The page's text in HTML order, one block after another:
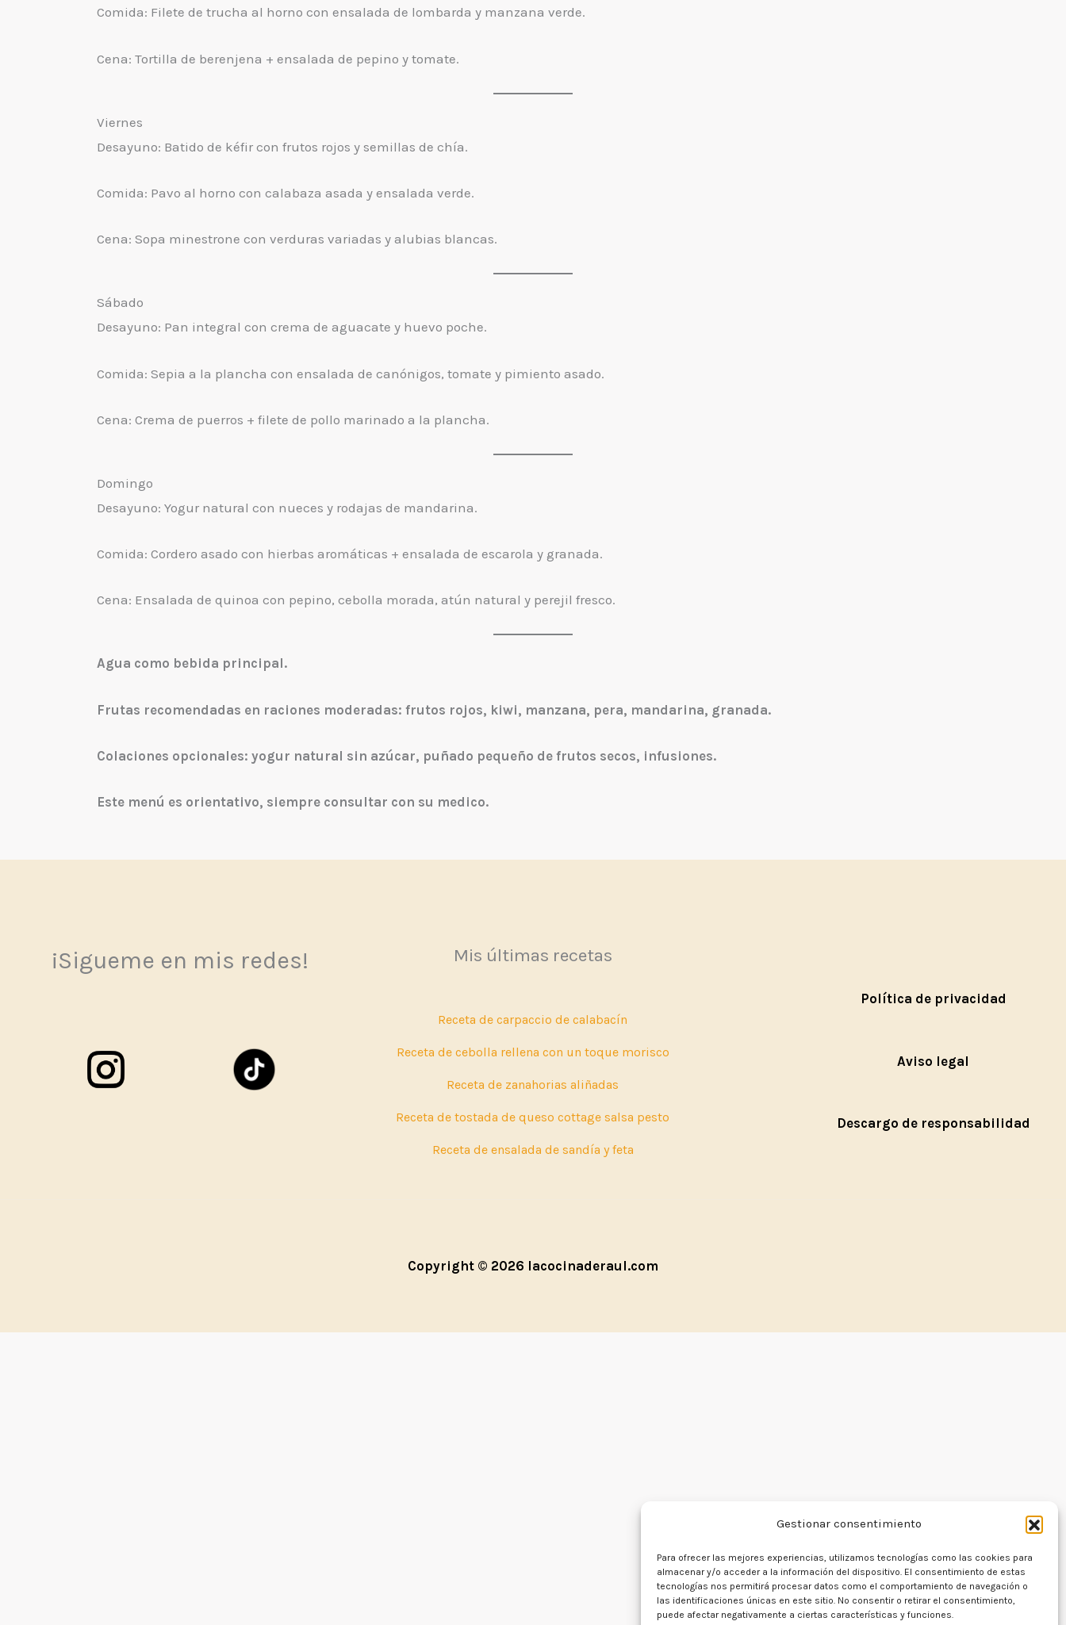
Gestionar consentimiento
Para ofrecer las mejores experiencias, utilizamos tecnologías como las cookies para
almacenar y/o acceder a la información del dispositivo. El consentimiento de estas
tecnologías nos permitirá procesar datos como el comportamiento de navegación o
las identificaciones únicas en este sitio. No consentir o retirar el consentimiento,
puede afectar negativamente a ciertas características y funciones.
Comida: Filete de trucha al horno con ensalada de lombarda y manzana verde.
Cena: Tortilla de berenjena + ensalada de pepino y tomate.
Viernes
Desayuno: Batido de kéfir con frutos rojos y semillas de chía.
Comida: Pavo al horno con calabaza asada y ensalada verde.
Cena: Sopa minestrone con verduras variadas y alubias blancas.
Sábado
Desayuno: Pan integral con crema de aguacate y huevo poche.
Comida: Sepia a la plancha con ensalada de canónigos, tomate y pimiento asado.
Cena: Crema de puerros + filete de pollo marinado a la plancha.
Domingo
Desayuno: Yogur natural con nueces y rodajas de mandarina.
Comida: Cordero asado con hierbas aromáticas + ensalada de escarola y granada.
Cena: Ensalada de quinoa con pepino, cebolla morada, atún natural y perejil fresco.
Agua como bebida principal.
Frutas recomendadas en raciones moderadas: frutos rojos, kiwi, manzana, pera, mandarina, granada.
Colaciones opcionales: yogur natural sin azúcar, puñado pequeño de frutos secos, infusiones.
Este menú es orientativo, siempre consultar con su medico.
Regístrate para recibir todas mis
recetas cada mes.
¡Sigueme en mis redes! Mis últimas recetas
Receta de carpaccio de calabacín
Receta de cebolla rellena con un toque morisco
Receta de zanahorias aliñadas
Receta de tostada de queso cottage salsa pesto
Receta de ensalada de sandía y feta
Política de privacidad
Aviso legal
Descargo de responsabilidad
Copyright © 2026 lacocinaderaul.com